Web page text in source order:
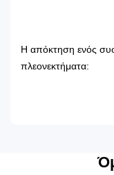
Η απόκτηση ενός
πλεονεκτήματα:
μόνο με ένα